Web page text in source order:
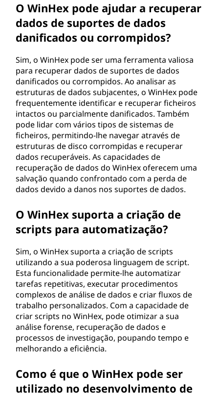
O WinHex pode ajudar a recuperar
dados de suportes de dados
danificados ou corrompidos?
Sim, o WinHex pode ser uma ferramenta valiosa
para recuperar dados de suportes de dados
danificados ou corrompidos. Ao analisar as
estruturas de dados subjacentes, o WinHex pode
frequentemente identificar e recuperar ficheiros
intactos ou parcialmente danificados. Também
pode lidar com vários tipos de sistemas de
ficheiros, permitindo-lhe navegar através de
estruturas de disco corrompidas e recuperar
dados recuperáveis. As capacidades de
recuperação de dados do WinHex oferecem uma
salvação quando confrontado com a perda de
dados devido a danos nos suportes de dados.
O WinHex suporta a criação de
scripts para automatização?
Sim, o WinHex suporta a criação de scripts
utilizando a sua poderosa linguagem de script.
Esta funcionalidade permite-lhe automatizar
tarefas repetitivas, executar procedimentos
complexos de análise de dados e criar fluxos de
trabalho personalizados. Com a capacidade de
criar scripts no WinHex, pode otimizar a sua
análise forense, recuperação de dados e
processos de investigação, poupando tempo e
melhorando a eficiência.
Como é que o WinHex pode ser
utilizado no desenvolvimento de